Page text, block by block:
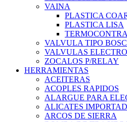
VAINA
PLASTICA
PLASTICA LISA
VALVULA TIPO
VALVULAS
ZOCALOS P/RELAY
HERRAMIENTAS
ACEITERAS
ACOPLES RAPIDOS
ALARGUE PARA
ALICATES
ARCOS DE SIERRA